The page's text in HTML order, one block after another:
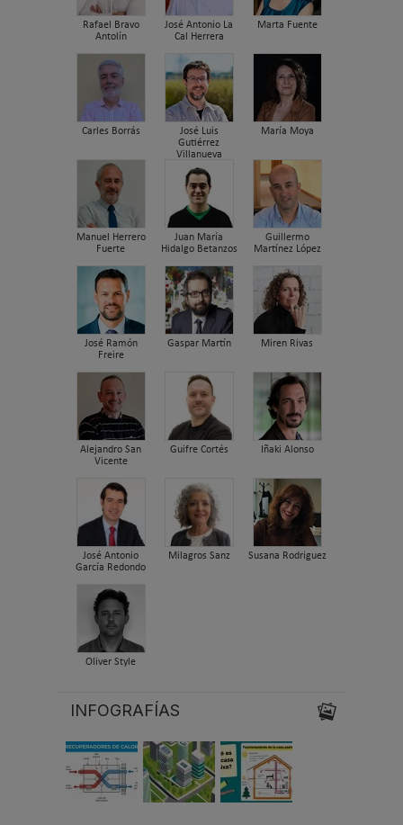
Rafael Bravo
Antolín
José Antonio La
Cal Herrera
Marta Fuente
Carles Borrás
José Luis
Gutiérrez
Villanueva
María Moya
Manuel Herrero
Fuerte
Juan María
Hidalgo Betanzos
Guillermo
Martínez López
José Ramón
Freire
Gaspar Martín Miren Rivas
Alejandro San
Vicente
Guifre Cortés Iñaki Alonso
José Antonio
García Redondo
Milagros Sanz Susana Rodriguez
Oliver Style
INFOGRAFÍAS